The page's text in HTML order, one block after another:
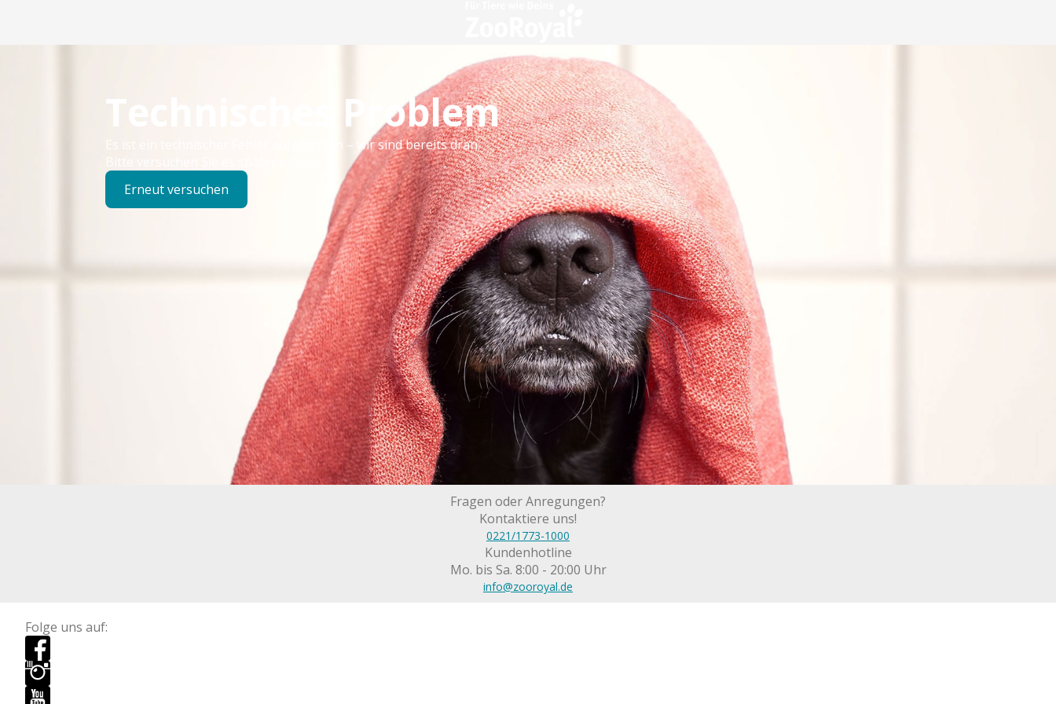
Technisches Problem
Es ist ein technischer Fehler aufgetreten – wir sind bereits dran.
Bitte versuchen Sie es später erneut.
Erneut versuchen
Fragen oder Anregungen?
Kontaktiere uns!
0221/1773-1000
Kundenhotline
Mo. bis Sa. 8:00 - 20:00 Uhr
info@zooroyal.de
Folge uns auf: